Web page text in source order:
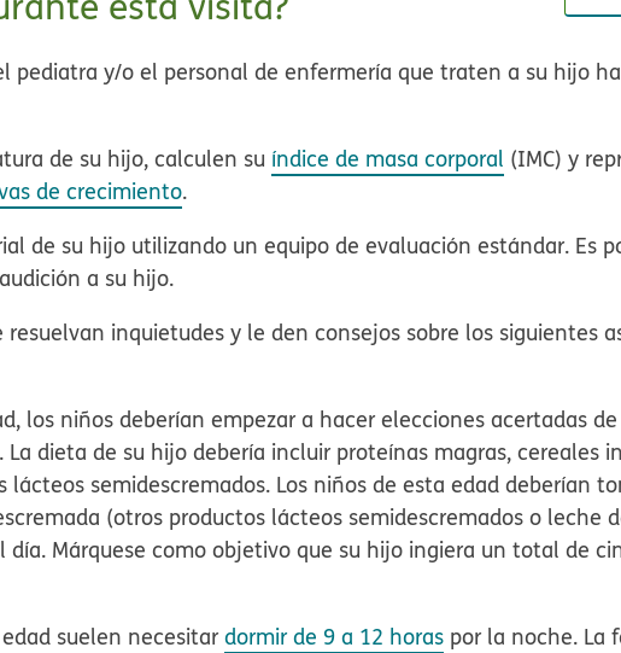
pediatra y/o el personal de enfermería que traten a su hijo
de su hijo, calculen su índice de masa corporal (IMC) y
de crecimiento.
de su hijo utilizando un equipo de evaluación estándar. Es
audicióna su hijo.
resuelvan inquietudes y le den consejos sobre los siguientes
los niños deberían empezar a hacer elecciones acertadas
La dieta de su hijo debería incluir proteínas magras, cereales
lácteos semidescremados. Los niños de esta edad deberían
(otros productos lácteos semidescremados o leche
día. Márquese como objetivo que su hijo ingiera un total de
suelen necesitardormir de 9 a 12 horas por la noche. La